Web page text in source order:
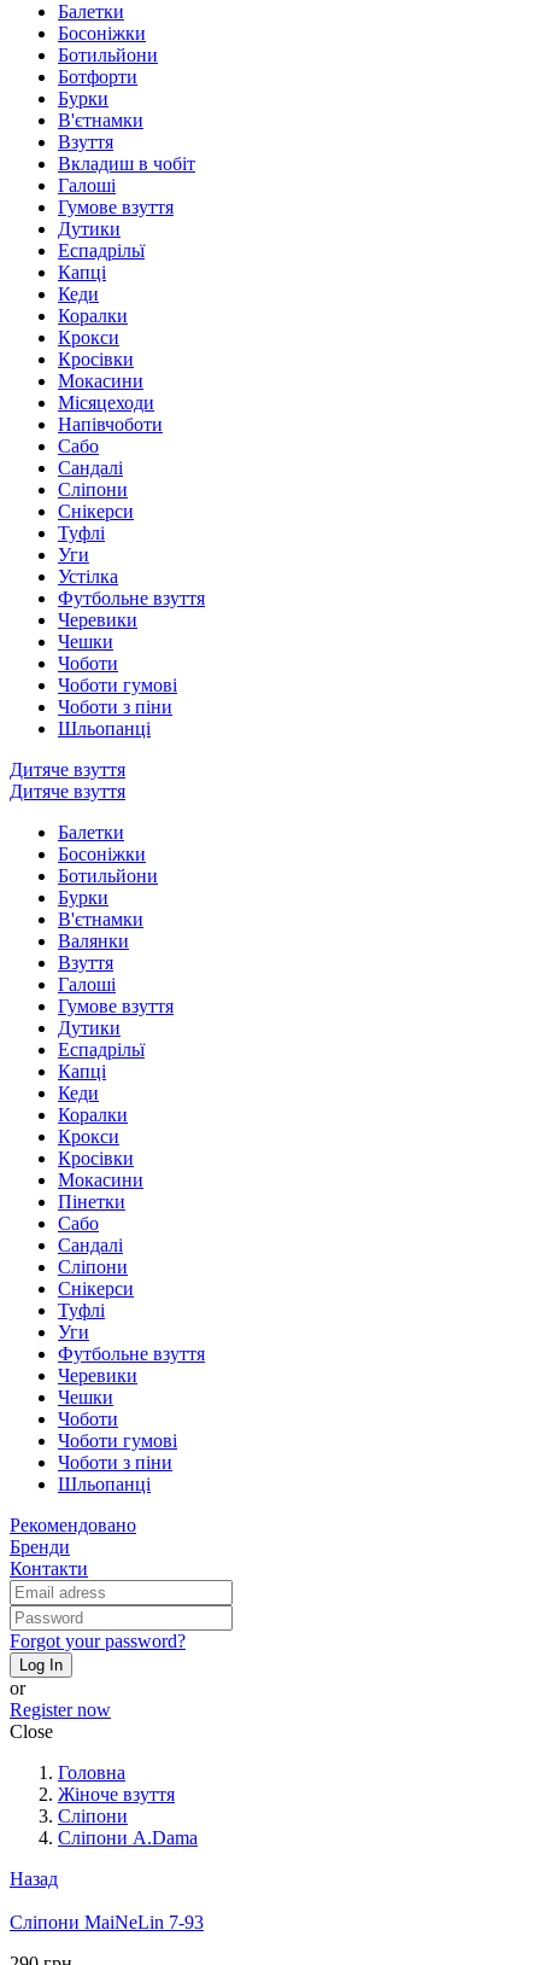
Балетки
Босоніжки
Ботильйони
Ботфорти
Бурки
В'єтнамки
Взуття
Вкладиш в чобіт
Галоші
Гумове взуття
Дутики
Еспадрільї
Капці
Кеди
Коралки
Крокси
Кросівки
Мокасини
Місяцеходи
Напівчоботи
Сабо
Сандалі
Сліпони
Снікерси
Туфлі
Уги
Устілка
Футбольне взуття
Черевики
Чешки
Чоботи
Чоботи гумові
Чоботи з піни
Шльопанці
Дитяче взуття
Дитяче взуття
Балетки
Босоніжки
Ботильйони
Бурки
В'єтнамки
Валянки
Взуття
Галоші
Гумове взуття
Дутики
Еспадрільї
Капці
Кеди
Коралки
Крокси
Кросівки
Мокасини
Пінетки
Сабо
Сандалі
Сліпони
Снікерси
Туфлі
Уги
Футбольне взуття
Черевики
Чешки
Чоботи
Чоботи гумові
Чоботи з піни
Шльопанці
Рекомендовано
Бренди
Контакти
Forgot your password?
Log In
or
Register now
Close
Головна
Жіноче взуття
Сліпони
Сліпони A.Dama
Назад
Сліпони MaiNeLin 7-93